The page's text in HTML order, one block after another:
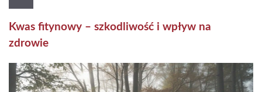
Kwas fitynowy – szkodliwość i wpływ na
zdrowie